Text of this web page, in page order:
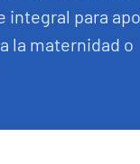
integral para
la maternidad o